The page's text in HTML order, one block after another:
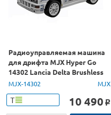
Радиоуправляемая машина
для дрифта MJX Hyper Go
14302 Lancia Delta Brushless
4WD 2.4G LED 1/14 RTR
MJX-14302 MJX
Т 10 490 o